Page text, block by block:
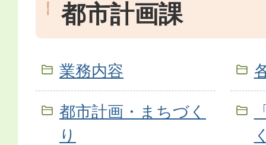
都市計画課
業務内容
都市計画・まちづく
り